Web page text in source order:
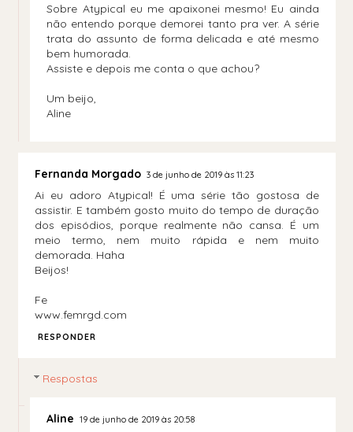
Sobre Atypical eu me apaixonei mesmo! Eu ainda
não entendo porque demorei tanto pra ver. A série
trata do assunto de forma delicada e até mesmo
bem humorada.
Assiste e depois me conta o que achou?
Um beijo,
Aline
Fernanda Morgado 3 de junho de 2019 às 11:23
Ai eu adoro Atypical! É uma série tão gostosa de
assistir. E também gosto muito do tempo de duração
dos episódios, porque realmente não cansa. É um
meio termo, nem muito rápida e nem muito
demorada. Haha
Beijos!
Fe
www.femrgd.com
RESPONDER
Respostas
Aline 19 de junho de 2019 às 20:58